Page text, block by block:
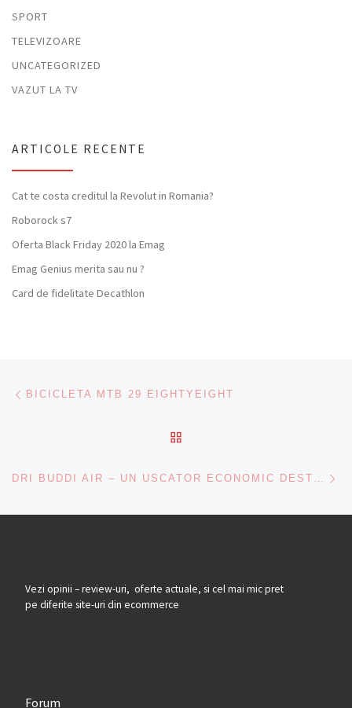
SPORT
TELEVIZOARE
UNCATEGORIZED
VAZUT LA TV
ARTICOLE RECENTE
Cat te costa creditul la Revolut in Romania?
Roborock s7
Oferta Black Friday 2020 la Emag
Emag Genius merita sau nu ?
Card de fidelitate Decathlon
Navigare articole
BICICLETA MTB 29 EIGHTYEIGHT
DRI BUDDI AIR – UN USCATOR ECONOMIC DESTINAT SPATIILOR MICI
Vezi opinii – review-uri, oferte actuale, si cel mai mic pret
pe diferite site-uri din ecommerce
Forum